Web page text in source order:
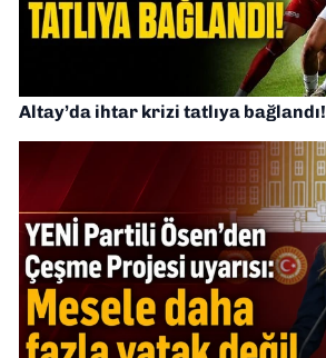
Altay’da ihtar krizi tatlıya bağlandı!